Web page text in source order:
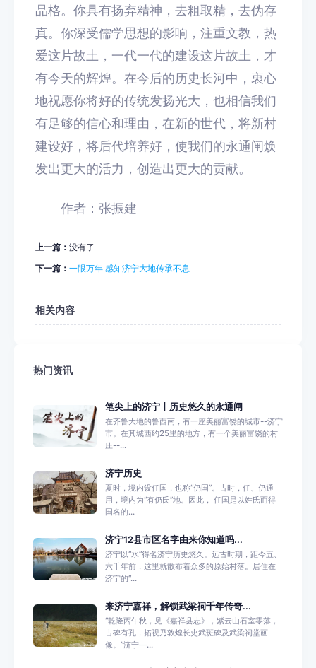
品格。你具有扬弃精神，去粗取精，去伪存
真。你深受儒学思想的影响，注重文教，热
爱这片故土，一代一代的建设这片故土，才
有今天的辉煌。在今后的历史长河中，衷心
地祝愿你将好的传统发扬光大，也相信我们
有足够的信心和理由，在新的世代，将新村
建设好，将后代培养好，使我们的永通闸焕
发出更大的活力，创造出更大的贡献。
作者：张振建
上一篇： 没有了
下一篇： 一眼万年 感知济宁大地传承不息
相关内容
热门资讯
笔尖上的济宁丨历史悠久的永通闸
在齐鲁大地的鲁西南，有一座美丽富饶的城市--济宁
市。在其城西约25里的地方，有一个美丽富饶的村
庄--...
济宁历史
夏时，境内设任国，也称“仍国”。古时，任、仍通
用，境内为“有仍氏”地。因此， 任国是以姓氏而得
国名的...
济宁12县市区名字由来你知道吗...
济宁以“水”得名济宁历史悠久。远古时期，距今五、
六千年前，这里就散布着众多的原始村落。居住在
济宁的“...
来济宁嘉祥，解锁武梁祠千年传奇...
“乾隆丙午秋，见《嘉祥县志》，紫云山石室零落，
古碑有孔，拓视乃敦煌长史武斑碑及武梁祠堂画
像。”济宁—...